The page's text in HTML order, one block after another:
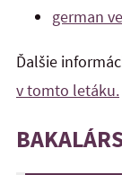
german
Ďalšie
v tomto letáku.